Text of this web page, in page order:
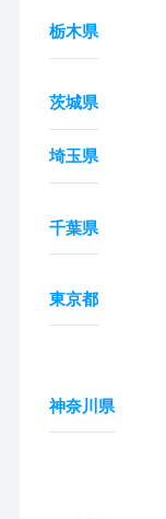
栃木県
茨城県
埼玉県
千葉県
東京都
神奈川県